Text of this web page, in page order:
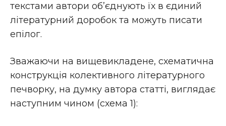
текстами автори об’єднують їх в єдиний
літературний доробок та можуть писати
епілог.
Зважаючи на вищевикладене, схематична
конструкція колективного літературного
печворку, на думку автора статті, виглядає
наступним чином (схема 1):